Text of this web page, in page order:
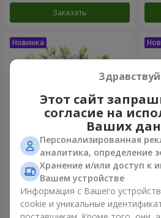
Заказать
Композиция "Сильвия"
4 284 грн 3
Этот сайт
согласие на
Ваших
Персонализированная
аналитика, определение
Хранение и/или доступ к
Вашем устройстве
Информация с Вашего
cookie и уникальные